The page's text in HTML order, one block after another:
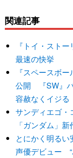
関連記事
『トイ・スト
最速の快挙
『スペースボ
公開 『SW』
容赦なくイジる
サンディエゴ・
「ガンダム」
とにかく明る
声優デビュー “